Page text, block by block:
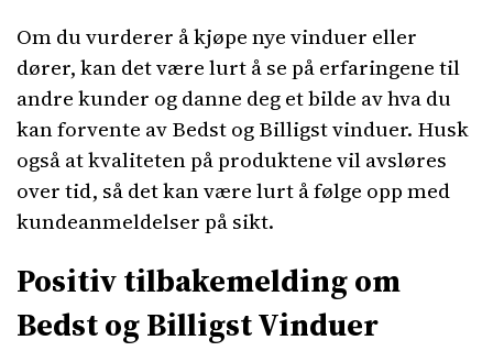
Om du vurderer å kjøpe nye vinduer eller
dører, kan det være lurt å se på erfaringene til
andre kunder og danne deg et bilde av hva du
kan forvente av Bedst og Billigst vinduer. Husk
også at kvaliteten på produktene vil avsløres
over tid, så det kan være lurt å følge opp med
kundeanmeldelser på sikt.
Positiv tilbakemelding om
Bedst og Billigst Vinduer